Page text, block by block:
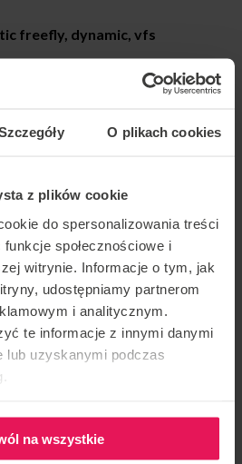
O plikach cookies
z plików cookie
do spersonalizowania treści
społecznościowe i
witrynie. Informacje o tym, jak
udostępniamy partnerom
i analitycznym.
te informacje z innymi danymi
lub uzyskanymi podczas
na wszystkie
freefly, dynamic, vfs
World Championship, team:
Dynamic 4way
FAI World Cup, Kategoria:
Nights, team: Mad Ravens,
4way